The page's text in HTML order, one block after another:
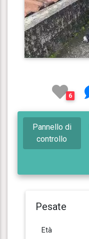
6
Pannello di
controllo
Pesate
Età